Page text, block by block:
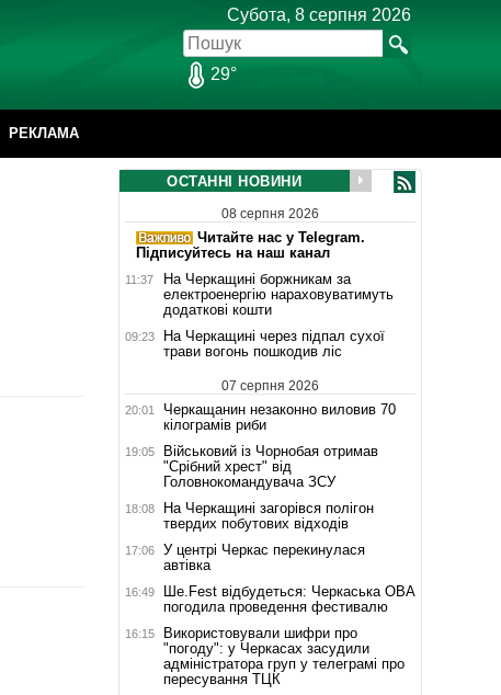
Субота, 8 серпня 2026
29°
РЕКЛАМА
ОСТАННІ НОВИНИ
08 серпня 2026
Читайте нас у Telegram.
Підписуйтесь на наш канал
11:37
На Черкащині боржникам за
електроенергію нараховуватимуть
додаткові кошти
09:23
На Черкащині через підпал сухої
трави вогонь пошкодив ліс
07 серпня 2026
20:01
Черкащанин незаконно виловив 70
кілограмів риби
19:05
Військовий із Чорнобая отримав
"Срібний хрест" від
Головнокомандувача ЗСУ
18:08
На Черкащині загорівся полігон
твердих побутових відходів
17:06
У центрі Черкас перекинулася
автівка
16:49
Ше.Fest відбудеться: Черкаська ОВА
погодила проведення фестивалю
16:15
Використовували шифри про
"погоду": у Черкасах засудили
адміністратора груп у телеграмі про
пересування ТЦК